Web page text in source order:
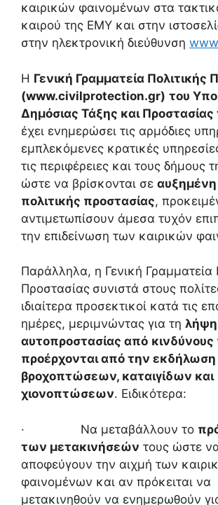
καιρικών φαινομένων στα
καιρού της ΕΜΥ και στην
στην ηλεκτρονική διεύθυνση
Η Γενική Γραμματεία Πολιτικής
(www.civilprotection.gr) του
Δημόσιας Τάξης και Προστασίας
έχει ενημερώσει τις αρμόδιες
εμπλεκόμενες κρατικές
τις περιφέρειες και τους δήμους
ώστε να βρίσκονται σε αυξημένη
πολιτικής προστασίας,
αντιμετωπίσουν άμεσα τυχόν
την επιδείνωση των καιρικών
Παράλληλα, η Γενική Γραμματεία
Προστασίας συνιστά στους
ιδιαίτερα προσεκτικοί κατά τις
ημέρες, μεριμνώντας για τη
αυτοπροστασίας από κινδύνους
προέρχονται από την
βροχοπτώσεων, καταιγίδων και
χιονοπτώσεων. Ειδικότερα:
· Να μεταβάλλουν το
των μετακινήσεών τους ώστε
αποφεύγουν την αιχμή των
φαινομένων και αν πρόκειται να
μετακινηθούν να ενημερωθούν